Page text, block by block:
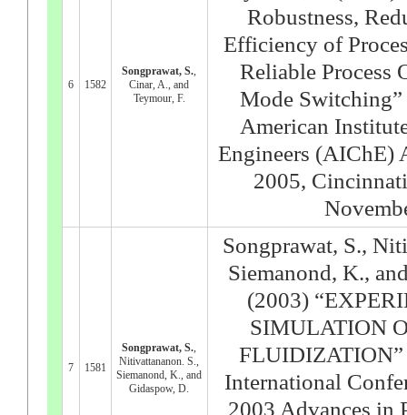
6 1582
Songprawat, S.
Cinar, A., and
Teymour, F.
Robustness,
Efficiency of
Reliable Process
Mode Switching”
American
Engineers (AIChE)
2005,
7 1581
Songprawat, S.
Nitivattananon. S.,
Siemanond, K., and
Gidaspow, D.
Songprawat, S.,
Siemanond, K.,
(2003)
SIMULATION
FLUIDIZATION”
International
2003 Advances in